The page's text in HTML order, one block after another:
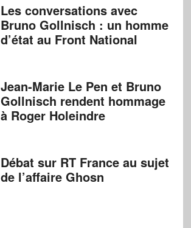
Les conversations avec
Bruno Gollnisch : un homme
d’état au Front National
Jean-Marie Le Pen et Bruno
Gollnisch rendent hommage
à Roger Holeindre
Débat sur RT France au sujet
de l’affaire Ghosn